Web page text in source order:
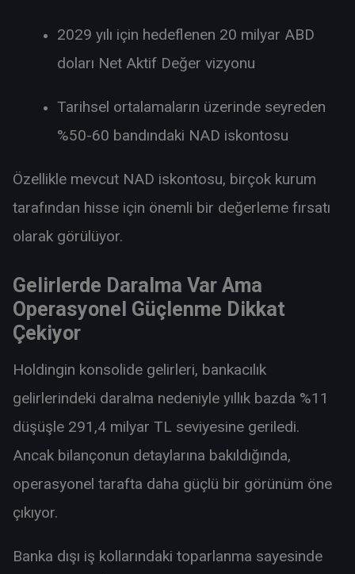
2029 yılı için hedeflenen 20 milyar ABD
doları Net Aktif Değer vizyonu
Tarihsel ortalamaların üzerinde seyreden
%50-60 bandındaki NAD iskontosu
Özellikle mevcut NAD iskontosu, birçok kurum
tarafından hisse için önemli bir değerleme fırsatı
olarak görülüyor.
Gelirlerde Daralma Var Ama
Operasyonel Güçlenme Dikkat
Çekiyor
Holdingin konsolide gelirleri, bankacılık
gelirlerindeki daralma nedeniyle yıllık bazda %11
düşüşle 291,4 milyar TL seviyesine geriledi.
Ancak bilançonun detaylarına bakıldığında,
operasyonel tarafta daha güçlü bir görünüm öne
çıkıyor.
Banka dışı iş kollarındaki toparlanma sayesinde